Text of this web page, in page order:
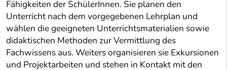
Fähigkeiten der SchülerInnen. Sie planen den
Unterricht nach dem vorgegebenen Lehrplan und
wählen die geeigneten Unterrichtsmaterialien sowie
didaktischen Methoden zur Vermittlung des
Fachwissens aus. Weiters organisieren sie Exkursionen
und Projektarbeiten und stehen in Kontakt mit den